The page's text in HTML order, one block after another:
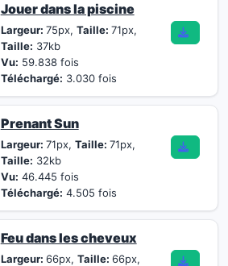
Jouer dans la piscine
Largeur: 75px, Taille: 71px,
Taille: 37kb
Vu: 59.838 fois
Téléchargé: 3.030 fois
Prenant Sun
Largeur: 71px, Taille: 71px,
Taille: 32kb
Vu: 46.445 fois
Téléchargé: 4.505 fois
Feu dans les cheveux
Largeur: 66px, Taille: 66px,